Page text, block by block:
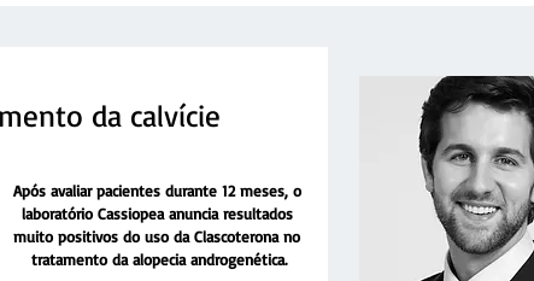
da calvície
Após avaliar pacientes durante 12 meses, o
laboratório Cassiopea anuncia resultados
muito positivos do uso da Clascoterona no
tratamento da alopecia androgenética.